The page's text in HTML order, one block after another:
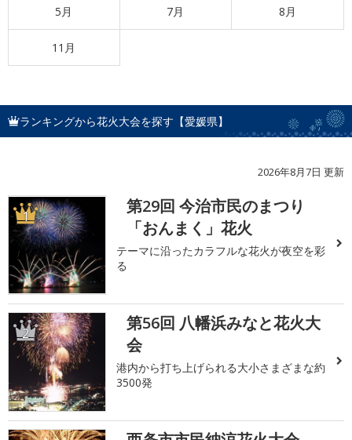
5月 7月 8月
11月
ランキングから花火大会を探す【愛媛県】
2026年8月7日 更新
1
第29回 今治市民のまつり
「おんまく」花火
テーマに沿ったカラフルな花火が夜空を彩
る
2
第56回 八幡浜みなと花火大
会
港内から打ち上げられる大小さまざまな約
3500発